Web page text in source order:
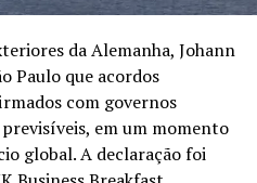
precisa corrigir falhas
de saúde para lidar com
A avaliação da
de ser apenas um evento
uma emergência de saúde
da Alemanha, Johann
Paulo que acordos
com governos
em um momento
global. A declaração foi